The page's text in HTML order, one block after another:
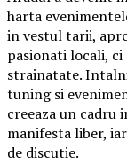
harta
in vestul tarii,
pasionati locali,
strainatate.
tuning si
creeaza un cadru
manifesta liber,
de discutie.